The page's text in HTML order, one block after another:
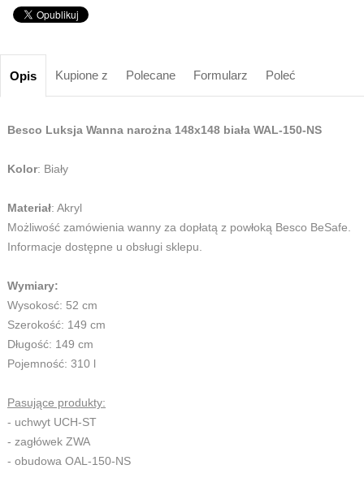
Opis Kupione z Polecane Formularz Poleć
Besco Luksja Wanna narożna 148x148 biała WAL-150-NS
Kolor: Biały
Materiał: Akryl
Możliwość zamówienia wanny za dopłatą z powłoką Besco BeSafe.
Informacje dostępne u obsługi sklepu.
Wymiary:
Wysokosć: 52 cm
Szerokość: 149 cm
Długość: 149 cm
Pojemność: 310 l
Pasujące produkty:
- uchwyt UCH-ST
- zagłówek ZWA
- obudowa OAL-150-NS